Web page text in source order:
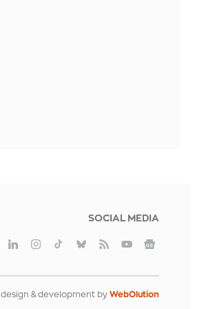
SOCIAL MEDIA
design & development by WebOlution